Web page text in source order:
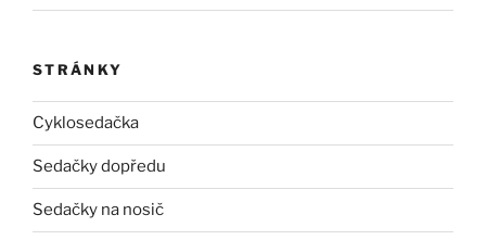
STRÁNKY
Cyklosedačka
Sedačky dopředu
Sedačky na nosič